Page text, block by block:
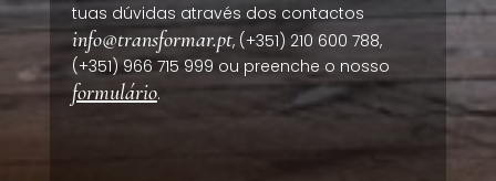
tuas dúvidas através dos contactos
info@transformar.pt, (+351) 210 600 788,
(+351) 966 715 999 ou preenche o nosso
formulário.